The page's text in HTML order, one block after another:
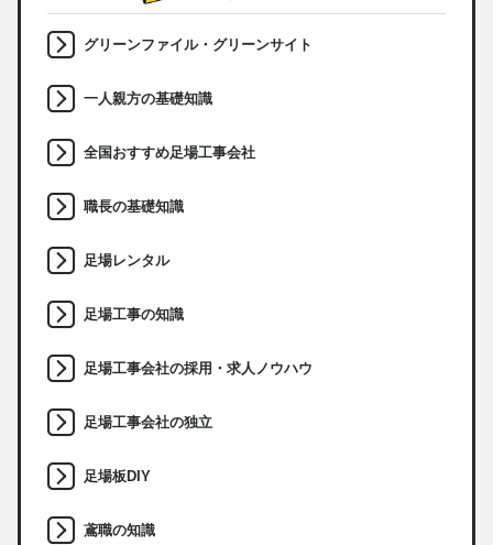
グリーンファイル・グリーンサイト
一人親方の基礎知識
全国おすすめ足場工事会社
職長の基礎知識
足場レンタル
足場工事の知識
足場工事会社の採用・求人ノウハウ
足場工事会社の独立
足場板DIY
鳶職の知識